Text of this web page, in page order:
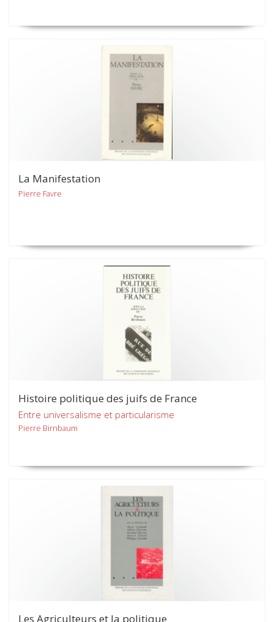
La Manifestation
Pierre Favre
Histoire politique des juifs de France
Entre universalisme et particularisme
Pierre Birnbaum
Les Agriculteurs et la politique